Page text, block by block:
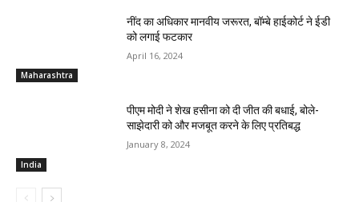
Maharashtra
नींद का अधिकार मानवीय जरूरत, बॉम्बे हाईकोर्ट ने ईडी
को लगाई फटकार
April 16, 2024
India
पीएम मोदी ने शेख हसीना को दी जीत की बधाई, बोले-
साझेदारी को और मजबूत करने के लिए प्रतिबद्ध
January 8, 2024